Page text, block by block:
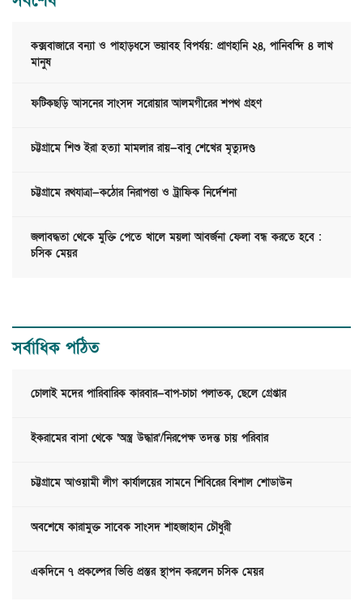
কক্সবাজারে বন্যা ও পাহাড়ধসে ভয়াবহ বিপর্যয়: প্রাণহানি ২৪, পানিবন্দি ৪ লাখ
মানুষ
ফটিকছড়ি আসনের সাংসদ সরোয়ার আলমগীরের শপথ গ্রহণ
চট্টগ্রামে শিশু ইরা হত্যা মামলার রায়—বাবু শেখের মৃত্যুদণ্ড
চট্টগ্রামে রথযাত্রা—কঠোর নিরাপত্তা ও ট্রাফিক নির্দেশনা
জলাবদ্ধতা থেকে মুক্তি পেতে খালে ময়লা আবর্জনা ফেলা বন্ধ করতে হবে :
চসিক মেয়র
সর্বাধিক পঠিত
চোলাই মদের পারিবারিক কারবার—বাপ-চাচা পলাতক, ছেলে গ্রেপ্তার
ইকরামের বাসা থেকে ‘অস্ত্র উদ্ধার’/নিরপেক্ষ তদন্ত চায় পরিবার
চট্টগ্রামে আওয়ামী লীগ কার্যালয়ের সামনে শিবিরের বিশাল শোডাউন
অবশেষে কারামুক্ত সাবেক সাংসদ শাহজাহান চৌধুরী
একদিনে ৭ প্রকল্পের ভিত্তি প্রস্তর স্থাপন করলেন চসিক মেয়র